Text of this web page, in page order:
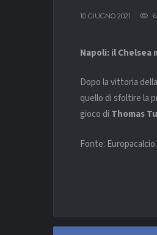
10 GIUGNO 2021 6
Napoli: il Chelsea
Dopo la vittoria della
quello di sfoltire la
gioco di Thomas
Fonte: